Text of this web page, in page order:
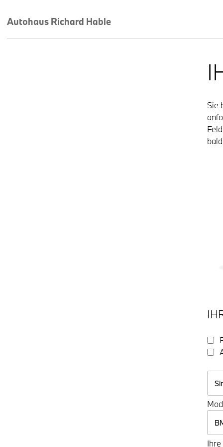
Autohaus Richard Hable
Sie